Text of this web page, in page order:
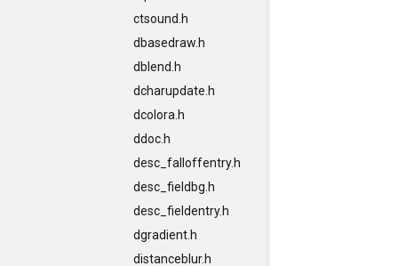
ctsound.h
dbasedraw.h
dblend.h
dcharupdate.h
dcolora.h
ddoc.h
desc_falloffentry.h
desc_fieldbg.h
desc_fieldentry.h
dgradient.h
distanceblur.h